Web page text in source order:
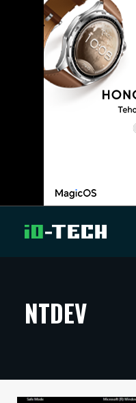
ARTIKKELIT
TECHBBS
NTDEV